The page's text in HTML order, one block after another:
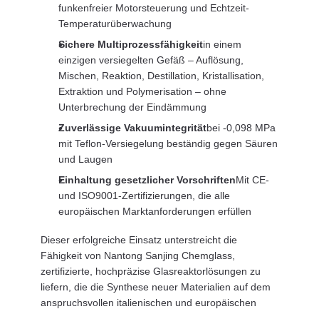
funkenfreier Motorsteuerung und Echtzeit-
Temperaturüberwachung
Sichere Multiprozessfähigkeitin einem
einzigen versiegelten Gefäß – Auflösung,
Mischen, Reaktion, Destillation, Kristallisation,
Extraktion und Polymerisation – ohne
Unterbrechung der Eindämmung
Zuverlässige Vakuumintegritätbei -0,098 MPa
mit Teflon-Versiegelung beständig gegen Säuren
und Laugen
Einhaltung gesetzlicher VorschriftenMit CE-
und ISO9001-Zertifizierungen, die alle
europäischen Marktanforderungen erfüllen
Dieser erfolgreiche Einsatz unterstreicht die
Fähigkeit von Nantong Sanjing Chemglass,
zertifizierte, hochpräzise Glasreaktorlösungen zu
liefern, die die Synthese neuer Materialien auf dem
anspruchsvollen italienischen und europäischen